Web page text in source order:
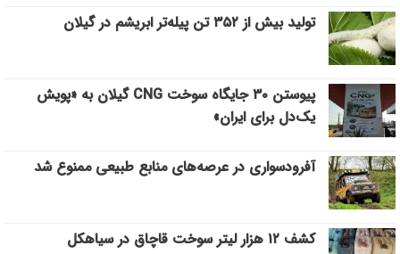
تولید بیش از ۳۵۲ تن پیله‌تر ابریشم در گیلان
پیوستن ۳۰ جایگاه سوخت CNG گیلان به «پویش
یک‌دل برای ایران»
آفرودسواری در عرصه‌های منابع طبیعی ممنوع شد
کشف ۱۲ هزار لیتر سوخت قاچاق در سیاهکل